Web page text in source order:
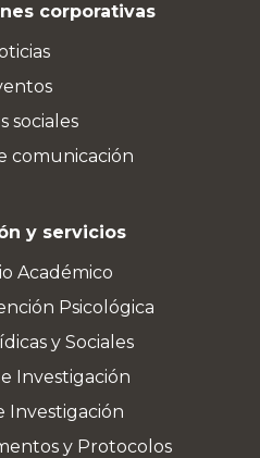
corporativas
sociales
comunicación
y servicios
Académico
Psicológica
y Sociales
Investigación
Investigación
y Protocolos